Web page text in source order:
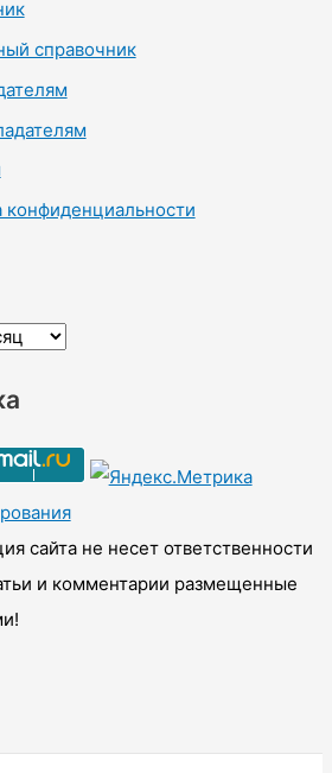
справочник
конфиденциальности
сайта не несет ответственности
и комментарии размещенные